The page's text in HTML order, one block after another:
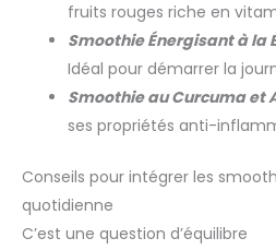
fruits rouges riche en
Smoothie Énergisant à la
Idéal pour démarrer la
Smoothie au Curcuma et
ses propriétés anti-
Conseils pour intégrer les
quotidienne
C’est une question d’équilibre